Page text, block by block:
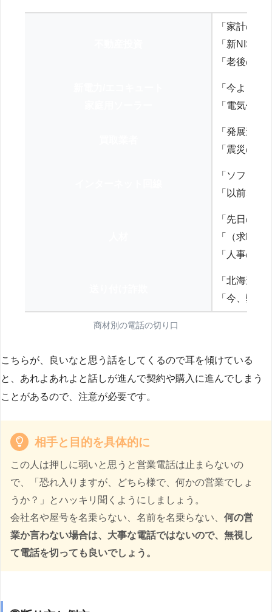
「家計の見
「新NISA
「老後の
「今より
「電気代を
「発展途
「震災の
「ソフト
「以前、
「先日の
「（求職
「人事の方
「北海道
「今、弊
商材別の電話の切り口
こちらが、良いなと思う話をしてくるので耳を傾けている
と、あれよあれよと話しが進んで契約や購入に進んでしまう
ことがあるので、注意が必要です。
相手と目的を具体的に
この人は押しに弱いと思うと営業電話は止まらないの
で、「恐れ入りますが、どちら様で、何かの営業でしょ
うか？」とハッキリ聞くようにしましょう。
会社名や屋号を名乗らない、名前を名乗らない、 何の営
業か言わない場合は、大事な電話ではないので、無視し
て電話を切っても良いでしょう。